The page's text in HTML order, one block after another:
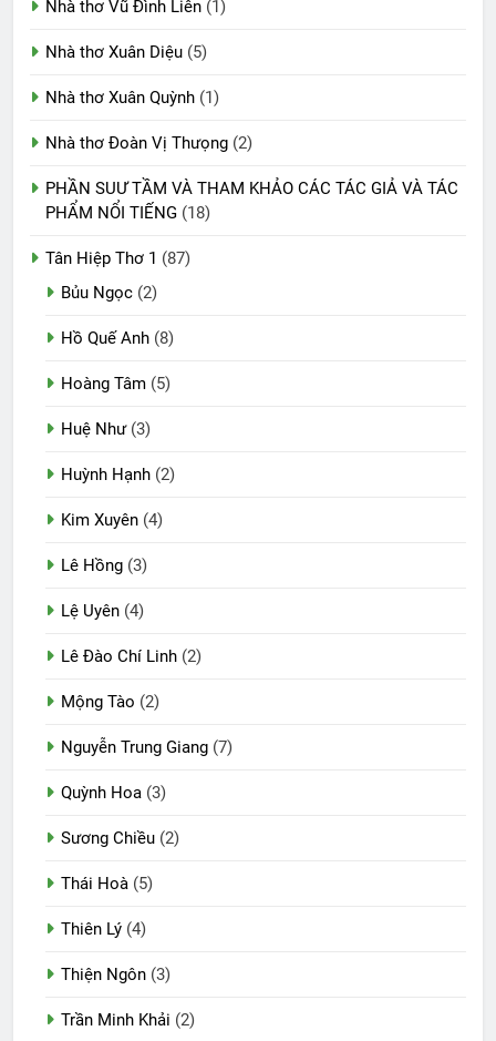
Nhà thơ Vũ Đình Liên (1)
Nhà thơ Xuân Diệu (5)
Nhà thơ Xuân Quỳnh (1)
Nhà thơ Đoàn Vị Thưọng (2)
PHẦN SUƯ TẦM VÀ THAM KHẢO CÁC TÁC GIẢ VÀ TÁC
PHẨM NỔI TIẾNG (18)
Tân Hiệp Thơ 1 (87)
Bủu Ngọc (2)
Hồ Quế Anh (8)
Hoàng Tâm (5)
Huệ Như(3)
Huỳnh Hạnh (2)
Kim Xuyên (4)
Lê Hồng (3)
Lệ Uyên (4)
Lê Đào Chí Linh (2)
Mộng Tào (2)
Nguyễn Trung Giang (7)
Quỳnh Hoa (3)
Sương Chiều (2)
Thái Hoà (5)
Thiên Lý (4)
Thiện Ngôn (3)
Trần Minh Khải (2)